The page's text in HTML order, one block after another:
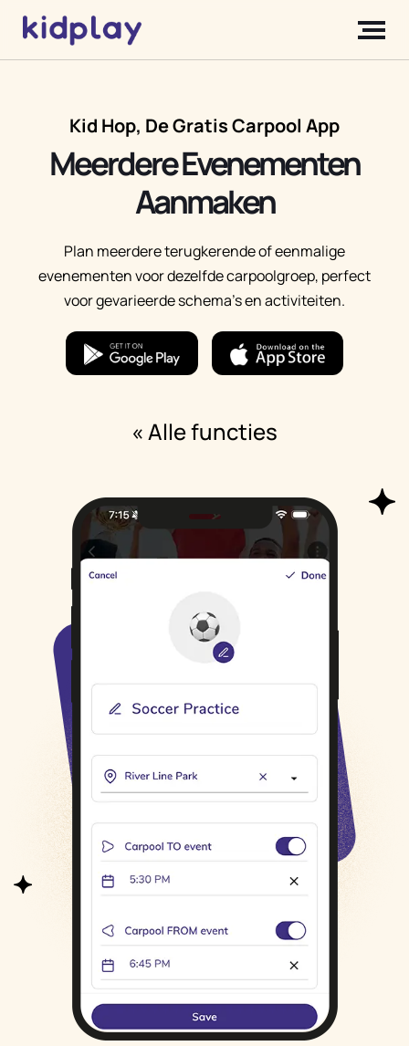
Kid Hop, De Gratis Carpool App
Meerdere Evenementen
Aanmaken
Plan meerdere terugkerende of eenmalige
evenementen voor dezelfde carpoolgroep, perfect
voor gevarieerde schema's en activiteiten.
« Alle functies